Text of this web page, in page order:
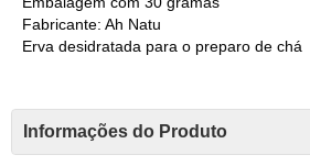
Fabricante: Ah Natu
Erva desidratada para o preparo de chá
Informações do Produto